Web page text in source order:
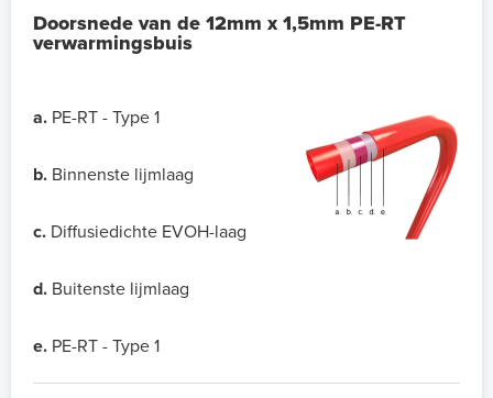
Doorsnede van de 12mm x 1,5mm PE-RT
verwarmingsbuis
a. PE-RT - Type 1
b. Binnenste lijmlaag
c. Diffusiedichte EVOH-laag
d. Buitenste lijmlaag
e. PE-RT - Type 1